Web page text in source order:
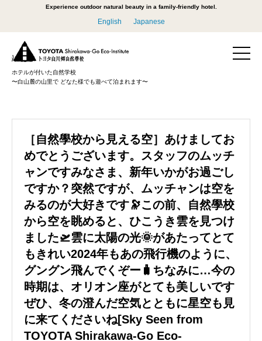
Experience outdoor natural beauty in a family-friendly hotel.
English Japanese
ホテルが付いた自然学校
〜白山麓の山里で どなた様でも遊べて泊まれます〜
［自然學校から見える空］あけましてお
めでとうございます。スタッフのムッチ
ャンですみなさま、新年いかがお過ごし
ですか？突然ですが、ムッチャンは空を
みるのが大好きです🔭この前、自然學校
から空を眺めると、ひこうき雲を見つけ
ました🛫️雲に太陽の光🌞があたってとて
もきれい2024年もあの飛行機のように、
グングン飛んでくぞー🧳ちなみに…今の
時期は、オリオン座がとても美しいです
ぜひ、冬の澄んだ空気とともに星空も見
に来てくださいね[Sky Seen from
TOYOTA Shirakawa-Go Eco-